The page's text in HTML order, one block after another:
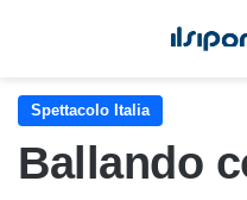
Spettacolo Italia
Ballando